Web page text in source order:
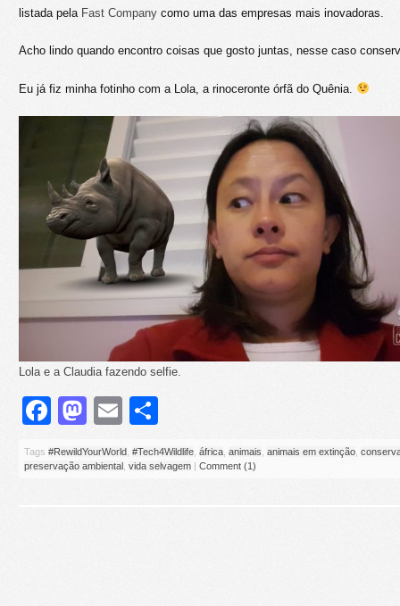
listada pela Fast Company como uma das empresas mais inovadoras.
Acho lindo quando encontro coisas que gosto juntas, nesse caso
Eu já fiz minha fotinho com a Lola, a rinoceronte órfã do Quênia.
Lola e a Claudia fazendo selfie.
Facebook
Mastodon
Email
Tags #RewildYourWorld #Tech4Wildlife áfrica animais animais em extinção
preservação ambiental vida selvagem | Comment (1)